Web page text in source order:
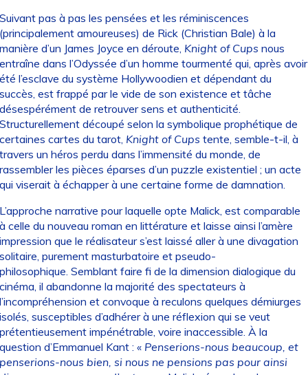
pas à pas les pensées et les réminiscences
amoureuses) de Rick (Christian Bale) à la
d’un James Joyce en déroute, Knight of Cups nous
dans l’Odyssée d’un homme tourmenté qui, après avoir
l’esclave du système Hollywoodien et dépendant du
est frappé par le vide de son existence et tâche
de retrouver sens et authenticité.
découpé selon la symbolique prophétique de
cartes du tarot, Knight of Cups tente, semble-t-il, à
un héros perdu dans l’immensité du monde, de
les pièces éparses d’un puzzle existentiel ; un acte
viserait à échapper à une certaine forme de damnation.
narrative pour laquelle opte Malick, est comparable
celle du nouveau roman en littérature et laisse ainsi l’amère
que le réalisateur s’est laissé aller à une divagation
purement masturbatoire et pseudo-
Semblant faire fi de la dimension dialogique du
il abandonne la majorité des spectateurs à
et convoque à reculons quelques démiurges
susceptibles d’adhérer à une réflexion qui se veut
impénétrable, voire inaccessible. À la
d’Emmanuel Kant : « Penserions-nous beaucoup, et
nous bien, si nous ne pensions pas pour ainsi